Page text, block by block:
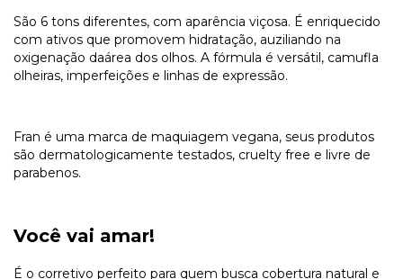
São 6 tons diferentes, com aparência viçosa. É enriquecido
com ativos que promovem hidratação, auziliando na
oxigenação daárea dos olhos. A fórmula é versátil, camufla
olheiras, imperfeições e linhas de expressão.
Fran é uma marca de maquiagem vegana, seus produtos
são dermatologicamente testados, cruelty free e livre de
parabenos.
Você vai amar!
É o corretivo perfeito para quem busca cobertura natural e